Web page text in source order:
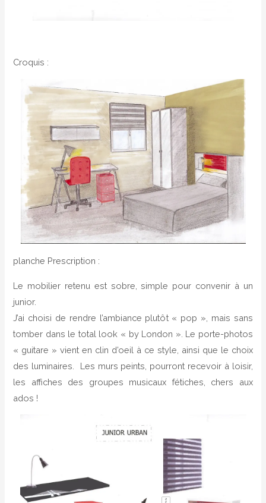
Croquis :
planche Prescription :
Le mobilier retenu est sobre, simple pour convenir à un
junior.
J’ai choisi de rendre l’ambiance plutôt « pop », mais sans
tomber dans le total look « by London ». Le porte-photos
« guitare » vient en clin d’oeil à ce style, ainsi que le choix
des luminaires. Les murs peints, pourront recevoir à loisir,
les affiches des groupes musicaux fétiches, chers aux
ados !